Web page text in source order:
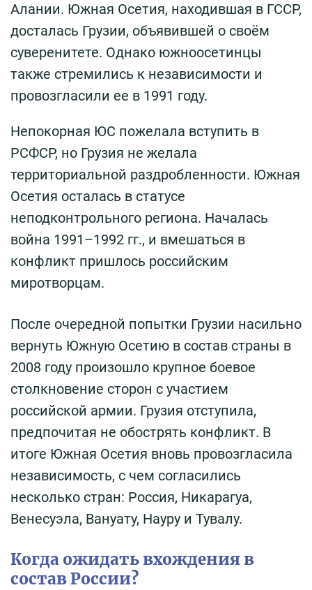
Алании. Южная Осетия, находившая в ГССР,
досталась Грузии, объявившей о своём
суверенитете. Однако южноосетинцы
также стремились к независимости и
провозгласили ее в 1991 году.
Непокорная ЮС пожелала вступить в
РСФСР, но Грузия не желала
территориальной раздробленности. Южная
Осетия осталась в статусе
неподконтрольного региона. Началась
война 1991–1992 гг., и вмешаться в
конфликт пришлось российским
миротворцам.
После очередной попытки Грузии насильно
вернуть Южную Осетию в состав страны в
2008 году произошло крупное боевое
столкновение сторон с участием
российской армии. Грузия отступила,
предпочитая не обострять конфликт. В
итоге Южная Осетия вновь провозгласила
независимость, с чем согласились
несколько стран: Россия, Никарагуа,
Венесуэла, Вануату, Науру и Тувалу.
Когда ожидать вхождения в
состав России?